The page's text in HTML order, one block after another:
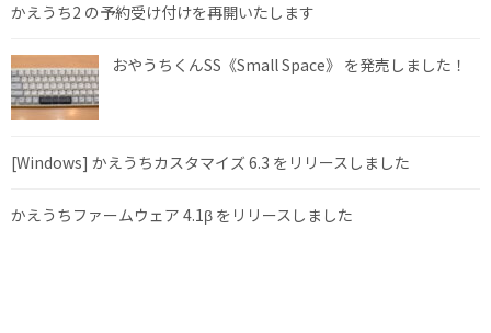
かえうち2 の予約受け付けを再開いたします
おやうちくんSS《Small Space》 を発売しました！
[Windows] かえうちカスタマイズ 6.3 をリリースしました
かえうちファームウェア 4.1β をリリースしました